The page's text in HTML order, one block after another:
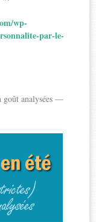
wp-
par-le-
goût analysées —